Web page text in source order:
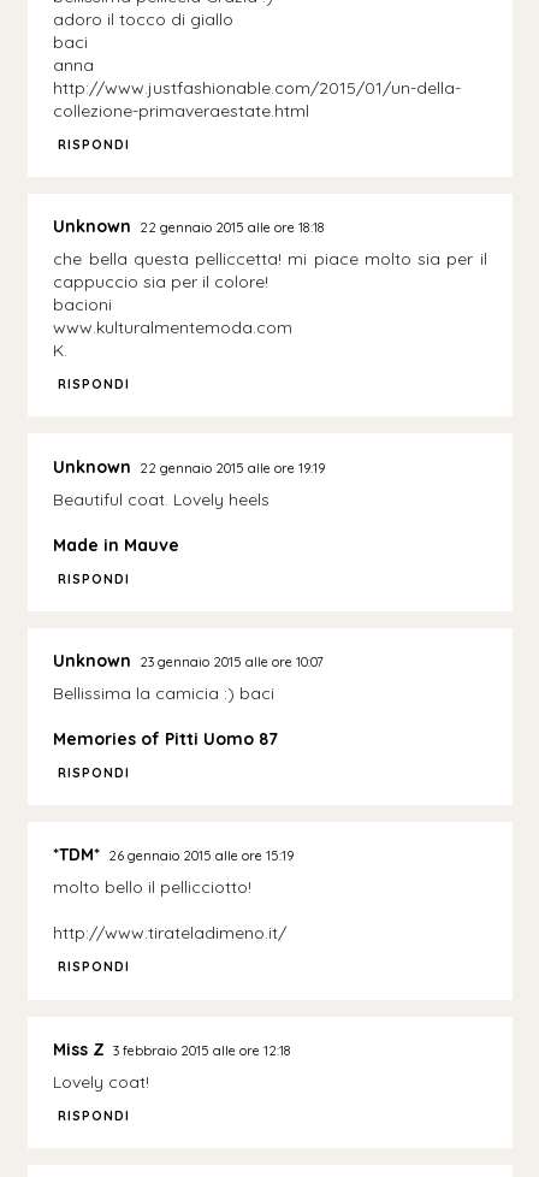
adoro il tocco di giallo
baci
anna
http://www.justfashionable.com/2015/01/un-della-
collezione-primaveraestate.html
RISPONDI
Unknown 22 gennaio 2015 alle ore 18:18
che bella questa pelliccetta! mi piace molto sia per il
cappuccio sia per il colore!
bacioni
www.kulturalmentemoda.com
K.
RISPONDI
Unknown 22 gennaio 2015 alle ore 19:19
Beautiful coat. Lovely heels
Made in Mauve
RISPONDI
Unknown 23 gennaio 2015 alle ore 10:07
Bellissima la camicia :) baci
Memories of Pitti Uomo 87
RISPONDI
*TDM* 26 gennaio 2015 alle ore 15:19
molto bello il pellicciotto!
http://www.tirateladimeno.it/
RISPONDI
Miss Z 3 febbraio 2015 alle ore 12:18
Lovely coat!
RISPONDI